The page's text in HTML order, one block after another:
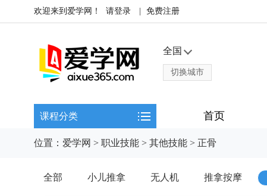
欢迎来到爱学网！ 请登录 免费注册
全国
切换城市
课程分类 首页
位置： 爱学网 > 职业技能 > 其他技能 > 正骨
全部 小儿推拿 无人机 推拿按摩